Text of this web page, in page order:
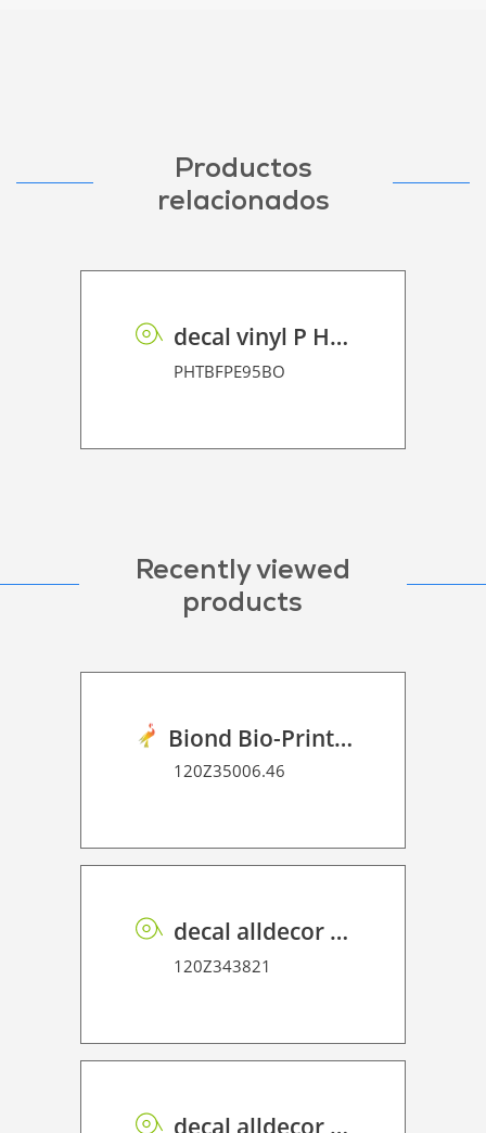
Productos
relacionados
decal vinyl P HT BF PE 95 BO
PHTBFPE95BO
Recently viewed
products
Biond Bio-Print Film P GB BF 90
120Z35006.46
decal alldecor 2D P HT EL002 Sacral Elm
120Z343821
decal alldecor 2D P HT ST020 Lousa Schist